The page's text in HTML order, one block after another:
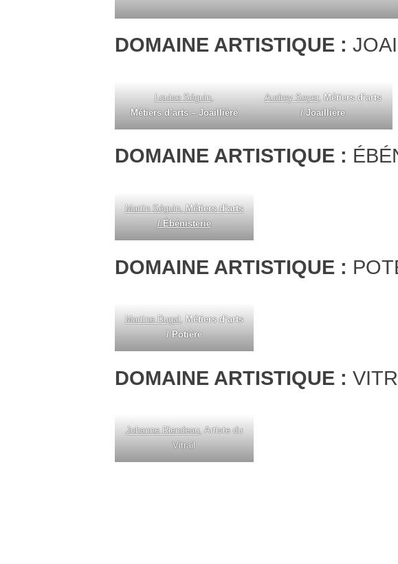
DOMAINE ARTISTIQUE :
Louise Séguin,
Métiers d’arts – Joaillière
Audrey Seyer, Métiers d’arts
/ Joaillière
DOMAINE ARTISTIQUE :
Martin Séguin, Métiers d’arts
/ Ébénisterie
DOMAINE ARTISTIQUE :
Martine Dugal, Métiers d’arts
/ Potière
DOMAINE ARTISTIQUE :
Johanne Riendeau, Artiste du
Vitrail